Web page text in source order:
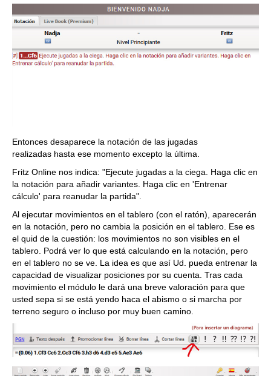
Entonces desaparece la notación de las jugadas
realizadas hasta ese momento excepto la última.
Fritz Online nos indica: "Ejecute jugadas a la ciega. Haga clic en
la notación para añadir variantes. Haga clic en 'Entrenar
cálculo' para reanudar la partida".
Al ejecutar movimientos en el tablero (con el ratón), aparecerán
en la notación, pero no cambia la posición en el tablero. Ese es
el quid de la cuestión: los movimientos no son visibles en el
tablero. Podrá ver lo que está calculando en la notación, pero
en el tablero no se ve. La idea es que así Ud. pueda entrenar la
capacidad de visualizar posiciones por su cuenta. Tras cada
movimiento el módulo le dará una breve valoración para que
usted sepa si se está yendo haca el abismo o si marcha por
terreno seguro o incluso por muy buen camino.